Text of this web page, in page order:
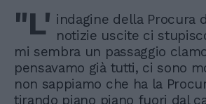
"L' indagine della Procura
notizie uscite ci
mi sembra un passaggio
pensavamo già tutti, ci sono
non sappiamo che ha la
tirando piano piano fuori dal